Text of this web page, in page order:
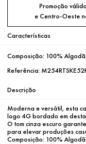
Promoção
e Centro-Oeste
Características
Composição: 100%
Referência:
Descrição
Moderna e versátil, esta
logo 4G bordado em
O tom cinza escuro
para elevar produções
Composição: 100%